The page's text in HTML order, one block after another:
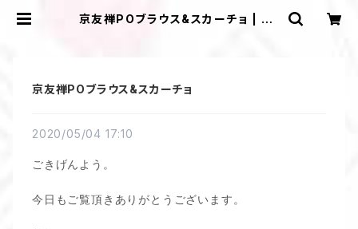
京友禅POブラウス&スカーチョ | ＩＬ
京友禅POブラウス&スカーチョ
2020/05/04 17:10
ごきげんよう。
今日もご覧頂きありがとうございます。